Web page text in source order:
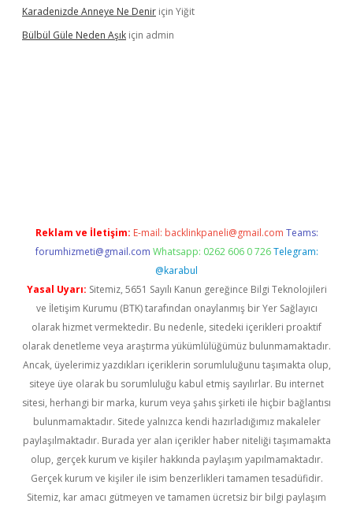
Karadenizde Anneye Ne Denir için Yiğit
Bülbül Güle Neden Aşık için admin
Reklam ve İletişim: E-mail: backlinkpaneli@gmail.com Teams:
forumhizmeti@gmail.com Whatsapp: 0262 606 0 726 Telegram:
@karabul
Yasal Uyarı: Sitemiz, 5651 Sayılı Kanun gereğince Bilgi Teknolojileri
ve İletişim Kurumu (BTK) tarafından onaylanmış bir Yer Sağlayıcı
olarak hizmet vermektedir. Bu nedenle, sitedeki içerikleri proaktif
olarak denetleme veya araştırma yükümlülüğümüz bulunmamaktadır.
Ancak, üyelerimiz yazdıkları içeriklerin sorumluluğunu taşımakta olup,
siteye üye olarak bu sorumluluğu kabul etmiş sayılırlar. Bu internet
sitesi, herhangi bir marka, kurum veya şahıs şirketi ile hiçbir bağlantısı
bulunmamaktadır. Sitede yalnızca kendi hazırladığımız makaleler
paylaşılmaktadır. Burada yer alan içerikler haber niteliği taşımamakta
olup, gerçek kurum ve kişiler hakkında paylaşım yapılmamaktadır.
Gerçek kurum ve kişiler ile isim benzerlikleri tamamen tesadüfidir.
Sitemiz, kar amacı gütmeyen ve tamamen ücretsiz bir bilgi paylaşım